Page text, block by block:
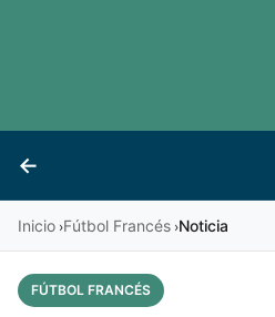
←
Vives
Inicio ›Fútbol Francés ›Noticia
FÚTBOL FRANCÉS